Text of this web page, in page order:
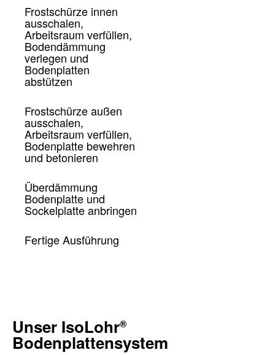
Frostschürze innen
ausschalen,
Arbeitsraum verfüllen,
Bodendämmung
verlegen und
Bodenplatten
abstützen
Frostschürze außen
ausschalen,
Arbeitsraum verfüllen,
Bodenplatte bewehren
und betonieren
Überdämmung
Bodenplatte und
Sockelplatte anbringen
Fertige Ausführung
Unser IsoLohr®
Bodenplattensystem